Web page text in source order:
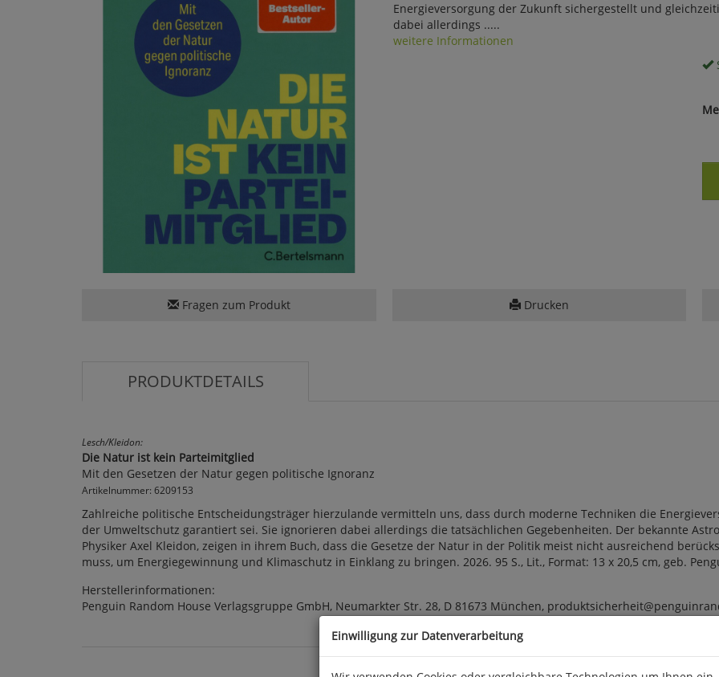
Energieversorgung der Zukunft sichergestellt und
dabei allerdings .....
weitere Informationen
Fragen zum Produkt Drucken
PRODUKTDETAILS
Lesch/Kleidon:
Die Natur ist kein Parteimitglied
Mit den Gesetzen der Natur gegen politische Ignoranz
Artikelnummer: 6209153
Zahlreiche politische Entscheidungsträger hierzulande vermitteln uns, dass durch moderne Techniken die
der Umweltschutz garantiert sei. Sie ignorieren dabei allerdings die tatsächlichen Gegebenheiten. Der bekannte
Physiker Axel Kleidon, zeigen in ihrem Buch, dass die Gesetze der Natur in der Politik meist nicht ausreichend
muss, um Energiegewinnung und Klimaschutz in Einklang zu bringen. 2026. 95 S., Lit., Format: 13 x 20,5 cm, geb.
Herstellerinformationen:
Penguin Random House Verlagsgruppe GmbH, Neumarkter Str. 28, D 81673 München,
Einwilligung zur Datenverarbeitung